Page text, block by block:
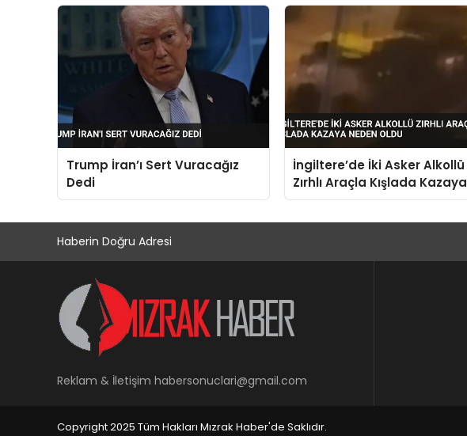
Trump İran’ı Sert Vuracağız
Dedi
İngiltere’de İki Asker Alkollü
Zırhlı Araçla Kışlada Kazaya
Neden Oldu
Haberin Doğru Adresi
Reklam & İletişim habersonuclari@gmail.com
Copyright 2025 Tüm Hakları Mızrak Haber'de Saklıdır.